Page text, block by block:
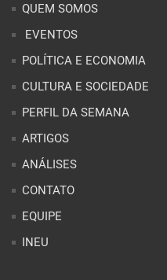
QUEM SOMOS
EVENTOS
POLÍTICA E ECONOMIA
CULTURA E SOCIEDADE
PERFIL DA SEMANA
ARTIGOS
ANÁLISES
CONTATO
EQUIPE
INEU